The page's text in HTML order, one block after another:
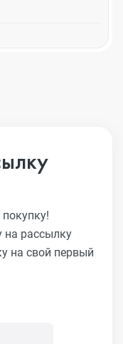
на рассылку
на свой первый